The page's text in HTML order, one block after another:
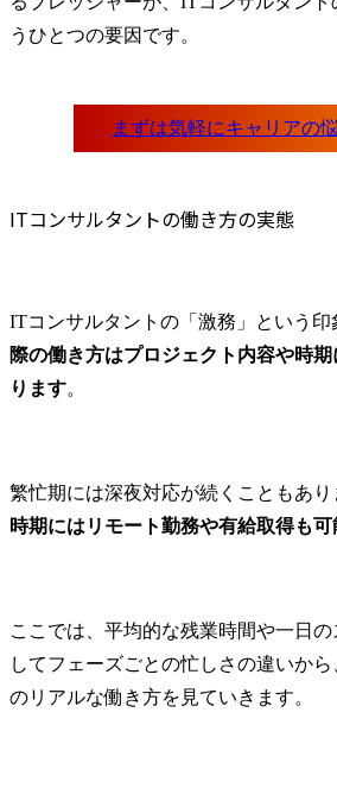
うひとつの要因です。
ITコンサルタントの働き方の実態
ITコンサルタントの「激務」という印
際の働き方はプロジェクト内容や時
ります。
繁忙期には深夜対応が続くこともあり
時期にはリモート勤務や有給取得も可
ここでは、平均的な残業時間や一日
してフェーズごとの忙しさの違いか
のリアルな働き方を見ていきます。